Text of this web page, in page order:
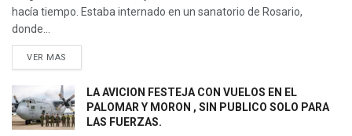
hacía tiempo. Estaba internado en un sanatorio de Rosario,
donde...
VER MAS
LA AVICION FESTEJA CON VUELOS EN EL
PALOMAR Y MORON , SIN PUBLICO SOLO PARA
LAS FUERZAS.